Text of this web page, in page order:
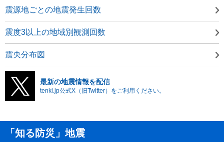
震源地ごとの地震発生回数
震度3以上の地域別観測回数
震央分布図
最新の地震情報を配信
tenki.jp公式X（旧Twitter）をご利用ください。
「知る防災」地震